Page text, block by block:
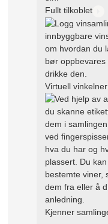
Fullt tilkoblet
Virtuell vinkelner
Kjenner